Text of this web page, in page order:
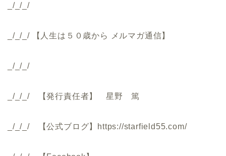
_/_/_/
_/_/_/ 【人生は５０歳から メルマガ通信】
_/_/_/
_/_/_/ 【発行責任者】 星野 篤
_/_/_/ 【公式ブログ】https://starfield55.com/